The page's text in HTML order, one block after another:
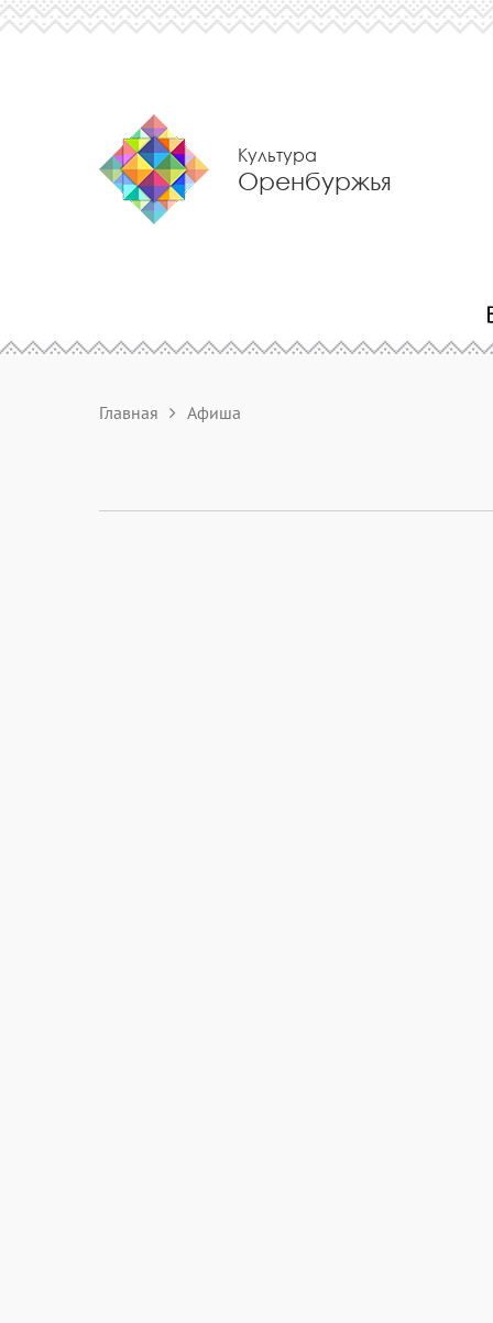
Культура
Оренбуржья
Главная Афиша